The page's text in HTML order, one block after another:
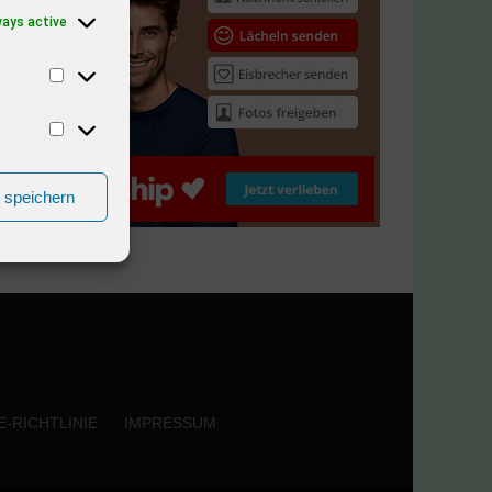
active
speichern
RICHTLINIE IMPRESSUM